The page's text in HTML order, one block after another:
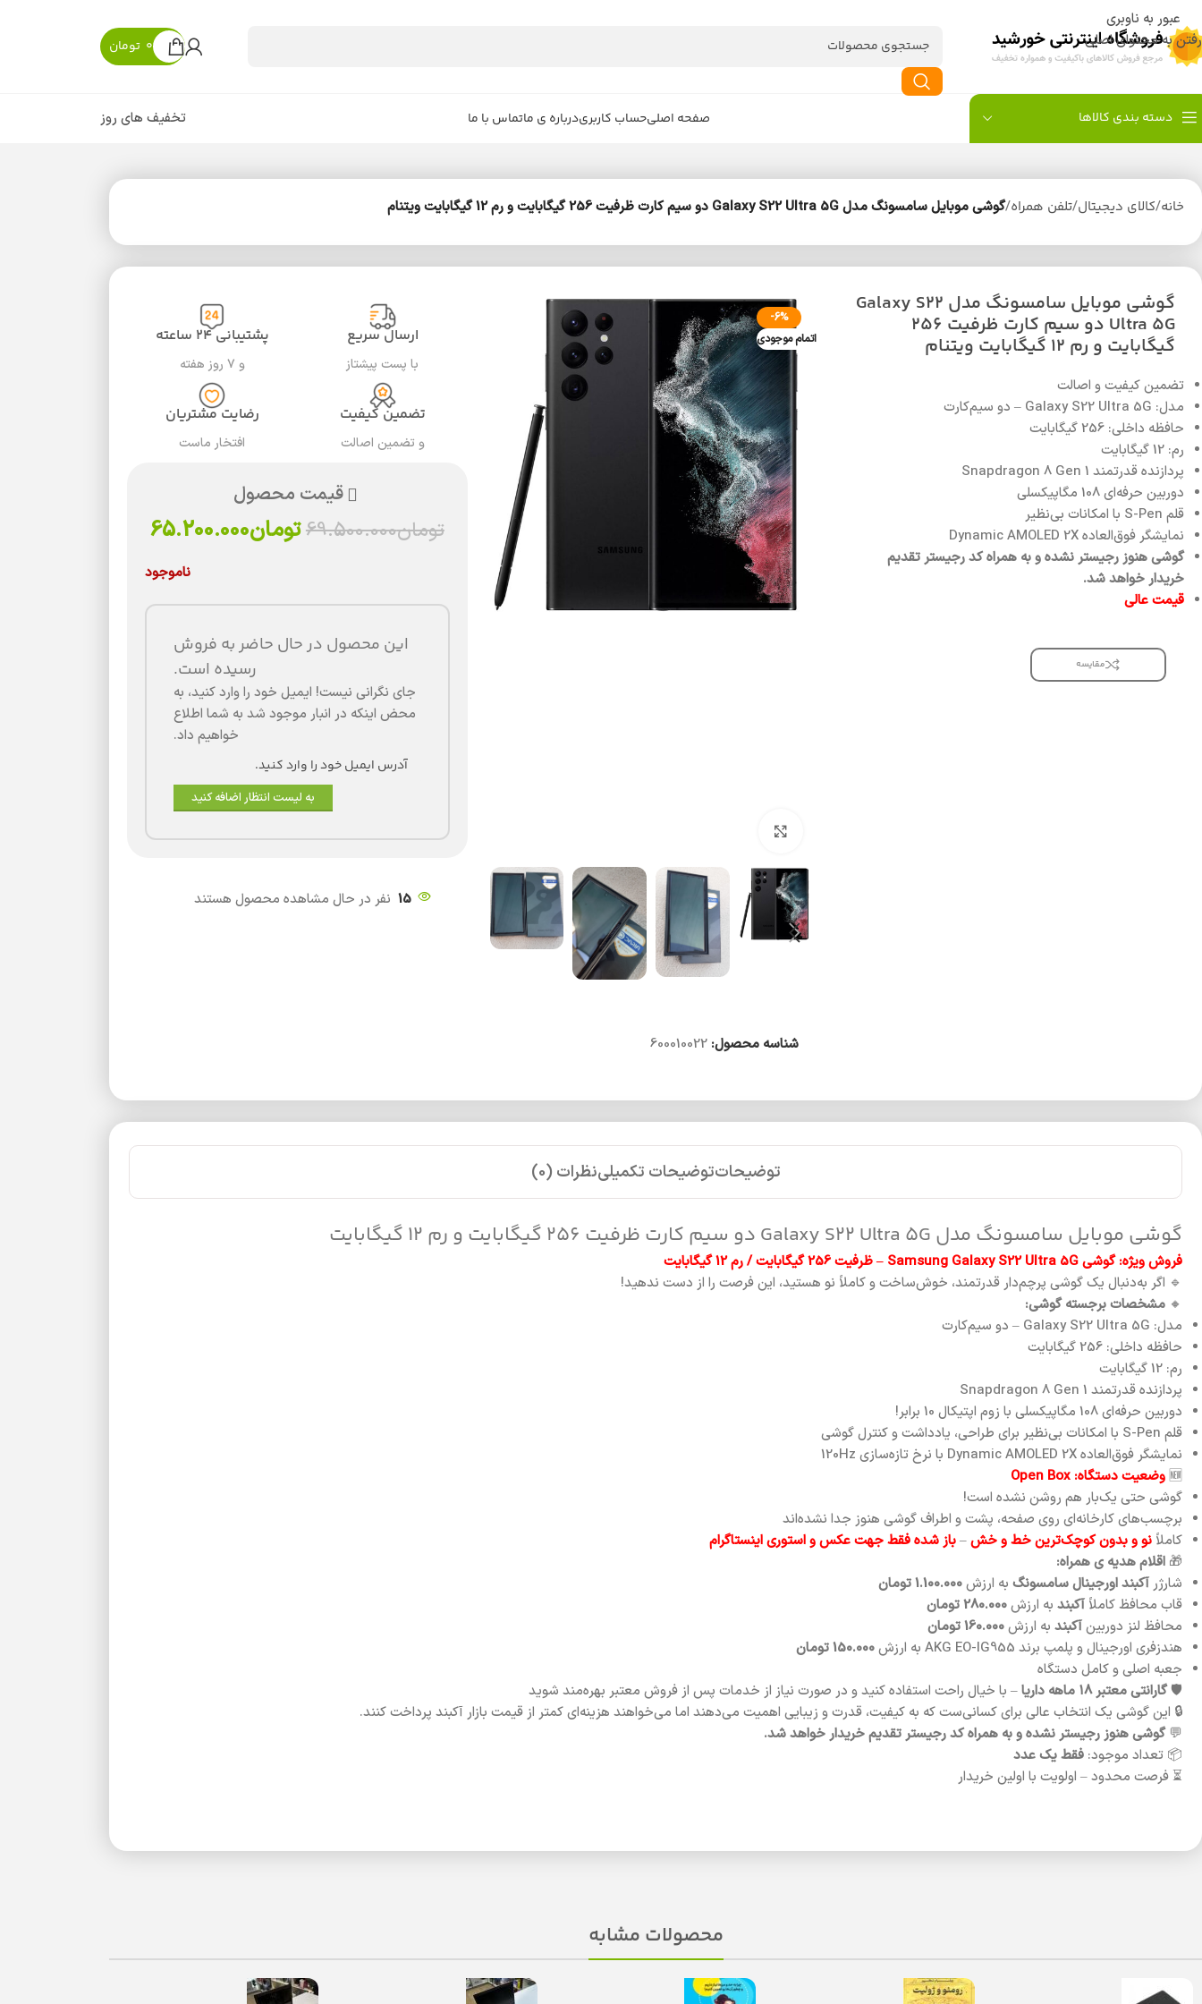
عبور به ناوبری
رفتن به محتوای اصلی
تومان 0
دسته بندی کالاها صفحه اصلیحساب کاربریدرباره ی ماتماس با ما تخفیف های روز
خانه/کالای دیجیتال/تلفن همراه/گوشی موبایل سامسونگ مدل Galaxy S22 Ultra 5G دو سیم کارت ظرفیت 256 گیگابایت و رم 12 گیگابایت ویتنام
گوشی موبایل سامسونگ مدل Galaxy S22
Ultra 5G دو سیم کارت ظرفیت 256
گیگابایت و رم 12 گیگابایت ویتنام
تضمین کیفیت و اصالت
مدل: Galaxy S22 Ultra 5G – دو سیم‌کارت
حافظه داخلی: 256 گیگابایت
رم: 12 گیگابایت
پردازنده قدرتمند Snapdragon 8 Gen 1
دوربین حرفه‌ای 108 مگاپیکسلی
قلم S-Pen با امکانات بی‌نظیر
نمایشگر فوق‌العاده Dynamic AMOLED 2X
گوشی هنوز رجیستر نشده و به همراه کد رجیستر تقدیم
خریدار خواهد شد.
قیمت عالی
مقایسه
-6%
اتمام موجودی
شناسه محصول: 600010022
ارسال سریع
با پست پیشتاز
پشتیبانی ۲۴ ساعته
و ۷ روز هفته
تضمین کیفیت
و تضمین اصالت
رضایت مشتریان
افتخار ماست
قیمت محصول
تومان69.500.000تومان65.200.000
ناموجود
این محصول در حال حاضر به فروش
رسیده است.
جای نگرانی نیست! ایمیل خود را وارد کنید، به
محض اینکه در انبار موجود شد به شما اطلاع
خواهیم داد.
به لیست انتظار اضافه کنید
15 نفر در حال مشاهده محصول هستند
توضیحاتتوضیحات تکمیلینظرات (0)
گوشی موبایل سامسونگ مدل Galaxy S22 Ultra 5G دو سیم کارت ظرفیت 256 گیگابایت و رم 12 گیگابایت
فروش ویژه: گوشی Samsung Galaxy S22 Ultra 5G – ظرفیت 256 گیگابایت / رم 12 گیگابایت
🔹 اگر به‌دنبال یک گوشی پرچم‌دار قدرتمند، خوش‌ساخت و کاملاً نو هستید، این فرصت را از دست ندهید!
🔸 مشخصات برجسته گوشی:
مدل: Galaxy S22 Ultra 5G – دو سیم‌کارت
حافظه داخلی: 256 گیگابایت
رم: 12 گیگابایت
پردازنده قدرتمند Snapdragon 8 Gen 1
دوربین حرفه‌ای 108 مگاپیکسلی با زوم اپتیکال 10 برابر!
قلم S-Pen با امکانات بی‌نظیر برای طراحی، یادداشت و کنترل گوشی
نمایشگر فوق‌العاده Dynamic AMOLED 2X با نرخ تازه‌سازی 120Hz
🆕وضعیت دستگاه: Open Box
گوشی حتی یک‌بار هم روشن نشده است!
برچسب‌های کارخانه‌ای روی صفحه، پشت و اطراف گوشی هنوز جدا نشده‌اند
کاملاً نو و بدون کوچک‌ترین خط و خش–باز شده فقط جهت عکس و استوری اینستاگرام
🎁 اقلام هدیه ی همراه:
شارژرآکبنداورجینال سامسونگ به ارزش
قاب محافظ کاملاً آکبند به ارزش280.000 تومان
محافظ لنز دوربینآکبند به ارزش
هندزفری اورجینال و پلمپ برند AKG EO-IG955 به ارزش
150.000 تومان
جعبه اصلی و کامل دستگاه
🛡️گارانتی معتبر ۱۸ ماهه داریا
– با خیال راحت استفاده کنید و در صورت نیاز از خدمات پس از فروش معتبر بهره‌مند شوید
🔒 این گوشی یک انتخاب عالی برای کسانی‌ست که به کیفیت، قدرت و زیبایی اهمیت می‌دهند اما می‌خواهند هزینه‌ای کمتر از قیمت بازار آکبند پرداخت کنند.
💬گوشی هنوز رجیستر نشده و به همراه کد رجیستر تقدیم خریدار خواهد شد.
📦 تعداد موجود: فقط یک عدد
⏳ فرصت محدود – اولویت با اولین خریدار
محصولات مشابه